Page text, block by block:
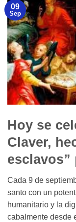
09
Sep
Hoy se
Claver,
Cada 9 de
santo con un
humanitario y la
cabalmente desde